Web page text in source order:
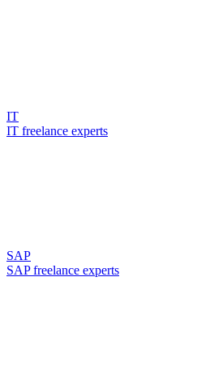
IT
IT freelance experts
SAP
SAP freelance experts